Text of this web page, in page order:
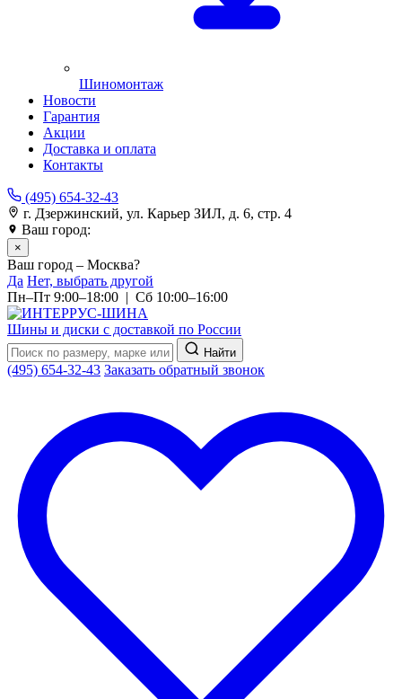
Шиномонтаж
Новости
Гарантия
Акции
Доставка и оплата
Контакты
(495) 654-32-43
г. Дзержинский, ул. Карьер ЗИЛ, д. 6, стр. 4
Ваш город:
×
Ваш город – Москва?
Да Нет, выбрать другой
Пн–Пт 9:00–18:00 | Сб 10:00–16:00
Шины и диски с доставкой по России
Найти
(495) 654-32-43 Заказать обратный звонок